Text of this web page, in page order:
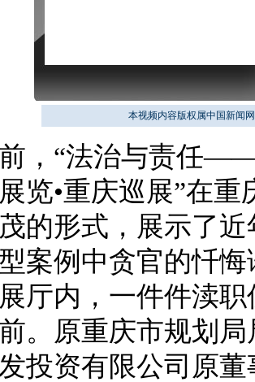
本视频内容版权属中国新闻
“法治与责任——
览•重庆巡展”在
的形式，展示了
案例中贪官的忏悔
内，一件件渎职
。原重庆市规划
投资有限公司原